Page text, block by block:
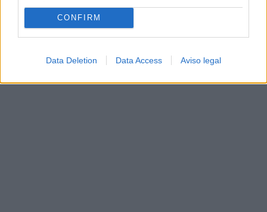
CONFIRM
Data Deletion Data Access Aviso legal